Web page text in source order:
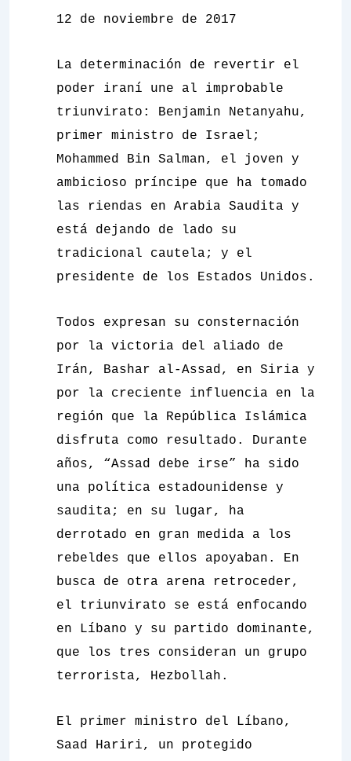
12 de noviembre de 2017
La determinación de revertir el
poder iraní une al improbable
triunvirato: Benjamin Netanyahu,
primer ministro de Israel;
Mohammed Bin Salman, el joven y
ambicioso príncipe que ha tomado
las riendas en Arabia Saudita y
está dejando de lado su
tradicional cautela; y el
presidente de los Estados Unidos.
Todos expresan su consternación
por la victoria del aliado de
Irán, Bashar al-Assad, en Siria y
por la creciente influencia en la
región que la República Islámica
disfruta como resultado. Durante
años, “Assad debe irse” ha sido
una política estadounidense y
saudita; en su lugar, ha
derrotado en gran medida a los
rebeldes que ellos apoyaban. En
busca de otra arena retroceder,
el triunvirato se está enfocando
en Líbano y su partido dominante,
que los tres consideran un grupo
terrorista, Hezbollah.
El primer ministro del Líbano,
Saad Hariri, un protegido